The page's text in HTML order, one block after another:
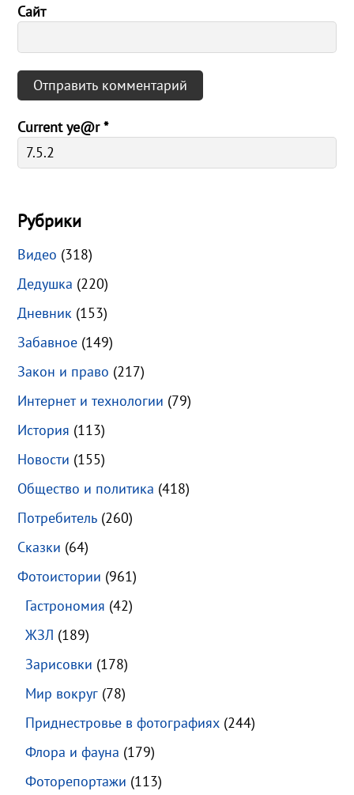
Сайт
Current ye@r*
Рубрики
Видео (318)
Дедушка (220)
Дневник (153)
Забавное (149)
Закон и право (217)
Интернет и технологии (79)
История (113)
Новости (155)
Общество и политика (418)
Потребитель (260)
Сказки (64)
Фотоистории (961)
Гастрономия (42)
ЖЗЛ (189)
Зарисовки (178)
Мир вокруг (78)
Приднестровье в фотографиях (244)
Флора и фауна (179)
Фоторепортажи (113)